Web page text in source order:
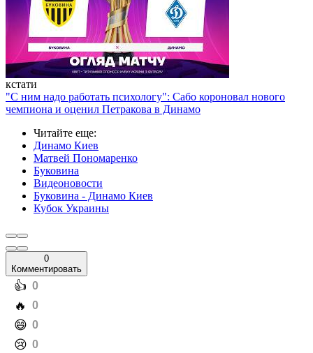
кстати
"С ним надо работать психологу": Сабо короновал нового
чемпиона и оценил Петракова в Динамо
Читайте еще:
Динамо Киев
Матвей Пономаренко
Буковина
Видеоновости
Буковина - Динамо Киев
Кубок Украины
0
Комментировать
️👍 0
️🔥 0
️😄 0
️😢 0